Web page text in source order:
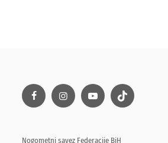
Nogometni savez Federacije BiH